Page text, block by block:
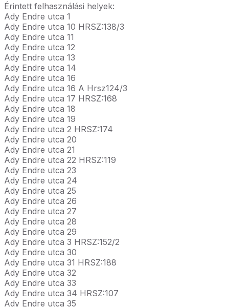
Érintett felhasználási helyek:
Ady Endre utca 1
Ady Endre utca 10 HRSZ:138/3
Ady Endre utca 11
Ady Endre utca 12
Ady Endre utca 13
Ady Endre utca 14
Ady Endre utca 16
Ady Endre utca 16 A Hrsz124/3
Ady Endre utca 17 HRSZ:168
Ady Endre utca 18
Ady Endre utca 19
Ady Endre utca 2 HRSZ:174
Ady Endre utca 20
Ady Endre utca 21
Ady Endre utca 22 HRSZ:119
Ady Endre utca 23
Ady Endre utca 24
Ady Endre utca 25
Ady Endre utca 26
Ady Endre utca 27
Ady Endre utca 28
Ady Endre utca 29
Ady Endre utca 3 HRSZ:152/2
Ady Endre utca 30
Ady Endre utca 31 HRSZ:188
Ady Endre utca 32
Ady Endre utca 33
Ady Endre utca 34 HRSZ:107
Ady Endre utca 35